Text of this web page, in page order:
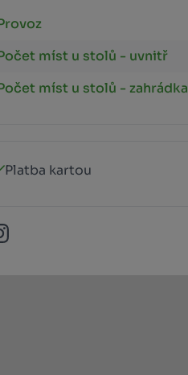
míst u stolů - uvnitř
míst u stolů - zahrádka
Platba kartou